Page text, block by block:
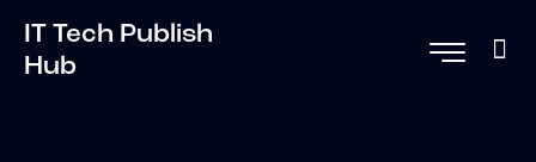
IT Tech Publish
Hub